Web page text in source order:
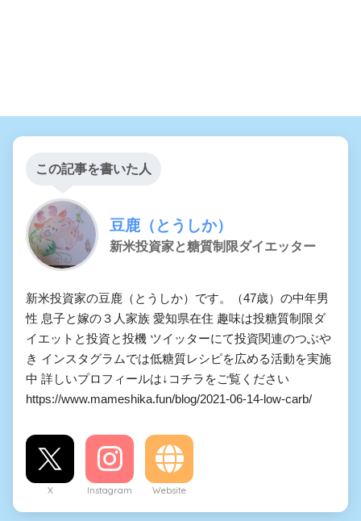
この記事を書いた人
豆鹿（とうしか）
新米投資家と糖質制限ダイエッター
新米投資家の豆鹿（とうしか）です。（47歳）の中年男
性 息子と嫁の３人家族 愛知県在住 趣味は投糖質制限ダ
イエットと投資と投機 ツイッターにて投資関連のつぶや
き インスタグラムでは低糖質レシピを広める活動を実施
中 詳しいプロフィールは↓コチラをご覧ください
https://www.mameshika.fun/blog/2021-06-14-low-carb/
X Instagram Website